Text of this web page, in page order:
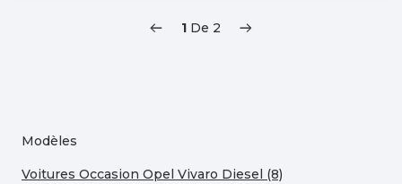
1 De 2
Modèles
Voitures Occasion Opel Vivaro Diesel (8)